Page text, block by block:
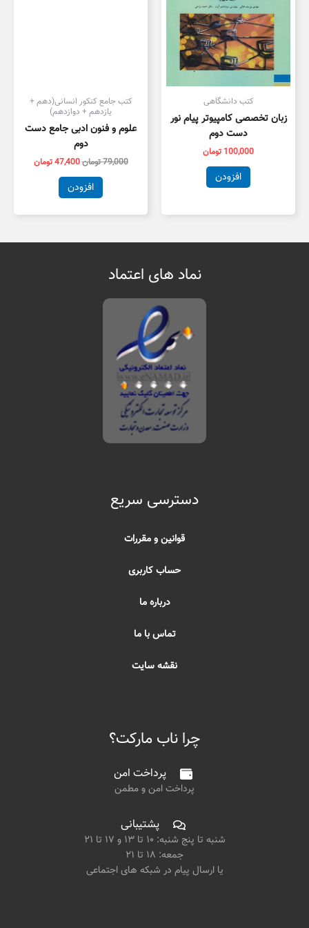
کتب دانشگاهی
زبان تخصصی کامپیوتر پیام نور
دست دوم
100,000 تومان
افزودن
کتب جامع کنکور انسانی(دهم +
یازدهم + دوازدهم)
علوم و فنون ادبی جامع دست
دوم
79,000تومان47,400تومان
افزودن
نماد های اعتماد
دسترسی سریع
قوانین و مقررات
حساب کاربری
درباره ما
تماس با ما
نقشه سایت
چرا ناب مارکت؟
پرداخت امن
پرداخت امن و مطمن
پشتیبانی
شنبه تا پنج شنبه: ۱۰ تا ۱۳ و ۱۷ تا ۲۱
جمعه: ۱۸ تا ۲۱
یا ارسال پیام در شبکه های اجتماعی